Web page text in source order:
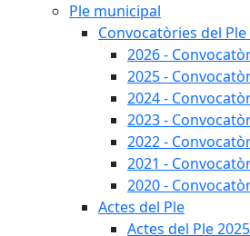
Ple municipal
Convocatòries del
2026 -
2025 -
2024 -
2023 -
2022 -
2021 -
2020 -
Actes del Ple
Actes del Ple 2025